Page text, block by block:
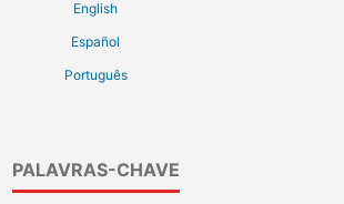
English
Español
Português
PALAVRAS-CHAVE